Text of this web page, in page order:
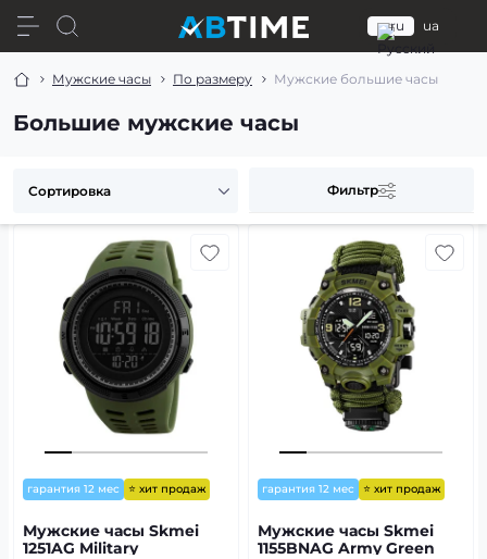
ru ua
Мужские часы По размеру Мужские большие часы
Большие мужские часы
Фильтр
гарантия 12 мес ⭐ хит продаж
Мужские часы Skmei
1251AG Military
гарантия 12 мес ⭐ хит продаж
Мужские часы Skmei
1155BNAG Army Green